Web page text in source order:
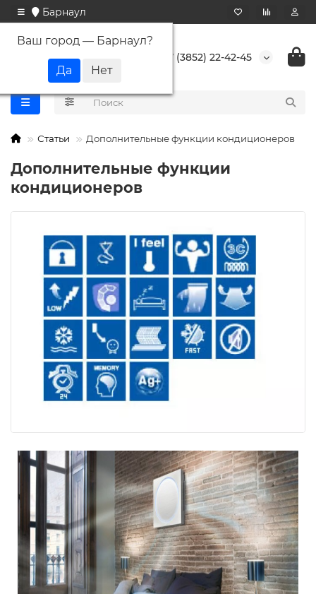
Барнаул
Ваш город — Барнаул?
+7 (3852) 22-42-45
Статьи Дополнительные функции кондиционеров
Дополнительные функции
кондиционеров